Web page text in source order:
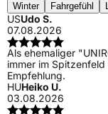
Winter
Fahrgefühl
USUdo S.
07.08.2026
Als ehemaliger
immer im
Empfehlung.
HUHeiko U.
03.08.2026